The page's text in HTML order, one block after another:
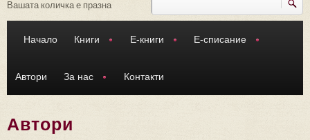
Вашата количка е празна
Начало Книги Е-книги Е-списание
Автори За нас Контакти
Автори